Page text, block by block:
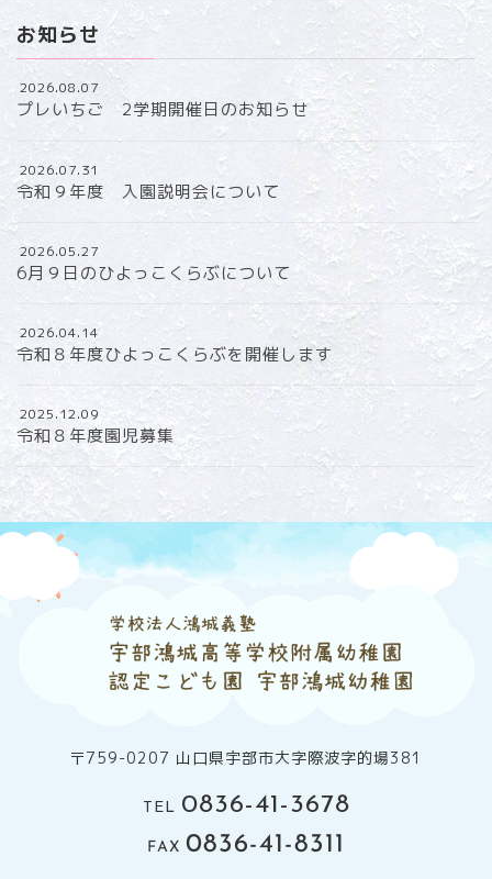
お知らせ
2026.08.07
プレいちご 2学期開催日のお知らせ
2026.07.31
令和９年度 入園説明会について
2026.05.27
6月９日のひよっこくらぶについて
2026.04.14
令和８年度ひよっこくらぶを開催します
2025.12.09
令和８年度園児募集
〒759-0207 山口県宇部市大字際波字的場381
TEL 0836-41-3678
FAX 0836-41-8311